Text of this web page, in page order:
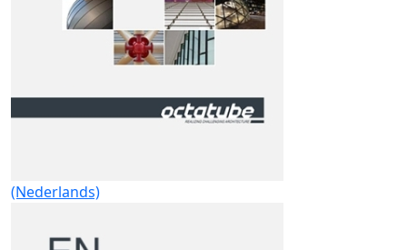
(Nederlands)